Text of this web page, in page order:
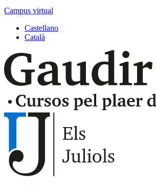
Campus virtual
Castellano
Català